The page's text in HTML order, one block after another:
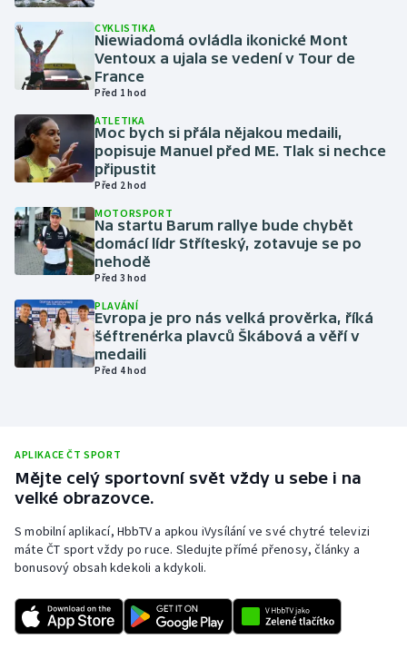
Lezení
Lyže a snowboard
Moderní pětiboj
Motorsport
Olympijské hry
Parasport
Plážový volejbal
Short track
Sportovní střelba
Stolní tenis
Triatlon
CYKLISTIKA
Niewiadomá ovládla ikonické Mont
Ventoux a ujala se vedení v Tour de
France
Před 1 hod
ATLETIKA
Moc bych si přála nějakou medaili,
popisuje Manuel před ME. Tlak si nechce
připustit
Před 2 hod
MOTORSPORT
Na startu Barum rallye bude chybět
domácí lídr Stříteský, zotavuje se po
nehodě
Před 3 hod
PLAVÁNÍ
Evropa je pro nás velká prověrka, říká
šéftrenérka plavců Škábová a věří v
medaili
Před 4 hod
APLIKACE ČT SPORT
Mějte celý sportovní svět vždy u sebe i na
velké obrazovce.
S mobilní aplikací, HbbTV a apkou iVysílání ve své chytré televizi
máte ČT sport vždy po ruce. Sledujte přímé přenosy, články a
bonusový obsah kdekoli a kdykoli.